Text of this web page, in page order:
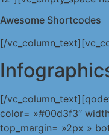
Awesome Shortcodes
[/
[/
color= »#00d3f3″
top_margin= »2px »